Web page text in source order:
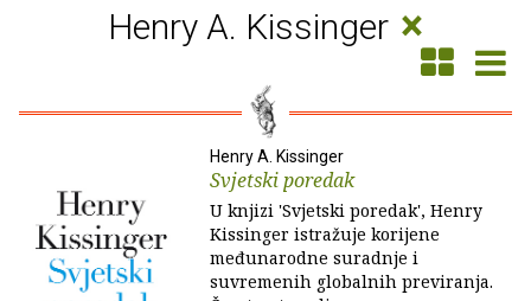
Henry A. Kissinger ×
Henry A. Kissinger
Svjetski poredak
U knjizi 'Svjetski poredak', Henry
Kissinger istražuje korijene
međunarodne suradnje i
suvremenih globalnih previranja.